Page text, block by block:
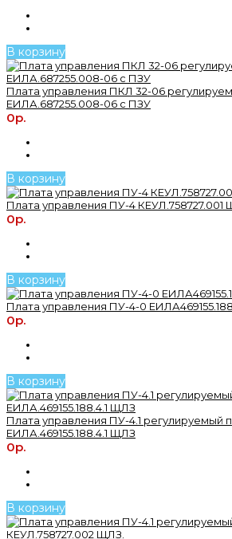
В корзину
Плата управления ПКЛ 32-06
ЕИЛА.687255.008-06 с ПЗУ
0р.
В корзину
Плата управления ПУ-4 КЕУЛ.758727.001
0р.
В корзину
Плата управления ПУ-4-0
0р.
В корзину
Плата управления ПУ-4.1 регулируемый
ЕИЛА.469155.188.4.1 ЩЛЗ
0р.
В корзину